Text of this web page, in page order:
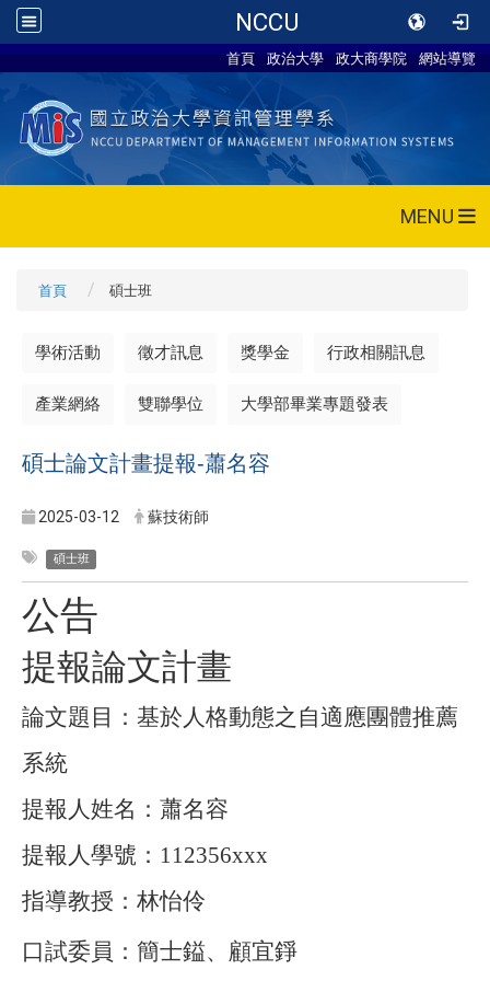
NCCU
首頁 政治大學 政大商學院 網站導覽
MENU
首頁 碩士班
學術活動 徵才訊息 獎學金 行政相關訊息
產業網絡 雙聯學位 大學部畢業專題發表
碩士論文計畫提報-蕭名容
2025-03-12 蘇技術師
碩士班
公告
提報論文計畫
論文題目：基於人格動態之自適應團體推薦
系統
提報人姓名：蕭名容
提報人學號： 112356xxx
指導教授：林怡伶
口試委員 ： 簡士鎰、顧宜錚